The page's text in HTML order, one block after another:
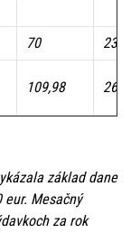
70
109,98
základ dane
Mesačný
za rok